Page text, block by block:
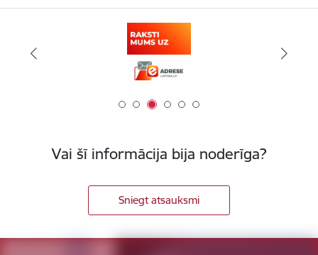
Vai šī informācija bija noderīga?
Sniegt atsauksmi